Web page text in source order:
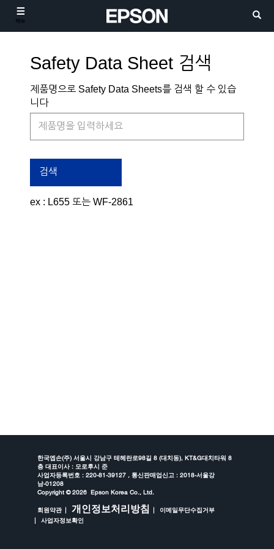
메뉴
Safety Data Sheet 검색
제품명으로 Safety Data Sheets를 검색 할 수 있습
니다
검색
ex : L655 또는 WF-2861
한국엡손(주) 서울시 강남구 테헤란로98길 8 (대치동), KT&G대치타워 8
층 대표이사 : 모로후시 준
사업자등록번호 : 220-81-39127 , 통신판매업신고 : 2018-서울강
남-01208
Copyright ©2026 Epson Korea Co., Ltd.
회원약관 개인정보처리방침
이메일무단수집거부
사업자정보확인